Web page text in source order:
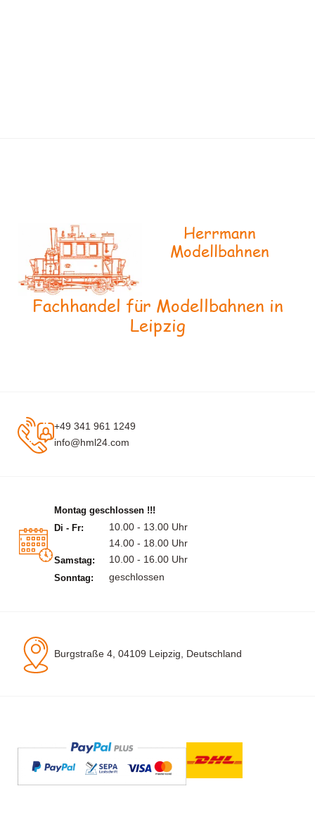
Herrmann
Modellbahnen
Fachhandel für Modellbahnen in
Leipzig
+49 341 961 1249
info@hml24.com
Montag geschlossen !!!
Di - Fr:
10.00 - 13.00 Uhr
14.00 - 18.00 Uhr
Samstag: 10.00 - 16.00 Uhr
Sonntag: geschlossen
Burgstraße 4, 04109 Leipzig, Deutschland